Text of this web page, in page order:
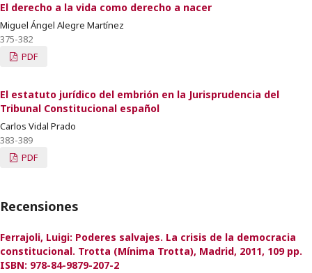
El derecho a la vida como derecho a nacer
Miguel Ángel Alegre Martínez
375-382
PDF
El estatuto jurídico del embrión en la Jurisprudencia del
Tribunal Constitucional español
Carlos Vidal Prado
383-389
PDF
Recensiones
Ferrajoli, Luigi: Poderes salvajes. La crisis de la democracia
constitucional. Trotta (Mínima Trotta), Madrid, 2011, 109 pp.
ISBN: 978-84-9879-207-2